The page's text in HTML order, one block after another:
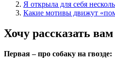
Я открыла для себя
Какие мотивы движут
Хочу рассказать
Первая – про собаку на гвозде: